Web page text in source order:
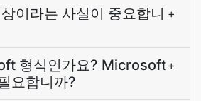
이라는 사실이 중요합니 +
형식인가요? Microsoft
요합니까?
+